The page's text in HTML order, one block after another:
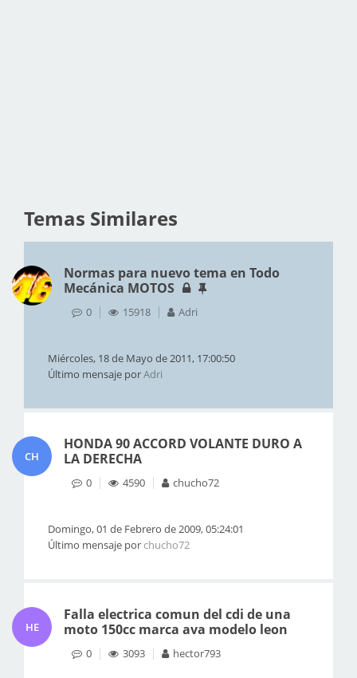
Temas Similares
Normas para nuevo tema en Todo
Mecánica MOTOS
0 15918 Adri
Miércoles, 18 de Mayo de 2011, 17:00:50
Último mensaje porAdri
CH
HONDA 90 ACCORD VOLANTE DURO A
LA DERECHA
0 4590 chucho72
Domingo, 01 de Febrero de 2009, 05:24:01
Último mensaje porchucho72
HE
Falla electrica comun del cdi de una
moto 150cc marca ava modelo leon
0 3093 hector793